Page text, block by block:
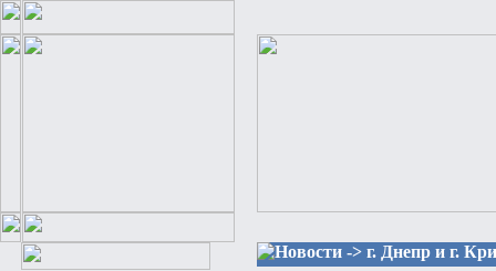
Новости -> г. Днепр и г.